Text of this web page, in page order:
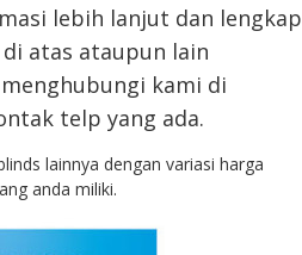
lebih lanjut dan lengkap
atas ataupun lain
kami di
telp yang ada.
lainnya dengan variasi harga
anda miliki.